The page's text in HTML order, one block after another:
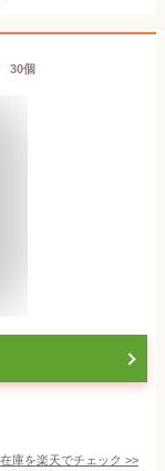
30個
庫を楽天でチェック >>